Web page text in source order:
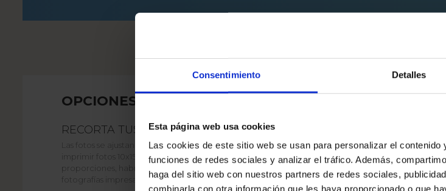
Consentimiento Detalles
Esta página web usa cookies
Las cookies de este sitio web se usan para personalizar el contenido
funciones de redes sociales y analizar el tráfico. Además,
haga del sitio web con nuestros partners de redes sociales,
combinarla con otra información que les haya proporcionado o que
OPCIONES DE RECORTE
RECORTA TUS FOTOS ONLINE
Las fotos se ajustan al formato estándar 2:3, perfecto para
imprimir fotos 10x15. Si el archivo original tiene otras
proporciones, habrá áreas que no serán visibles en las
fotografías impresas.